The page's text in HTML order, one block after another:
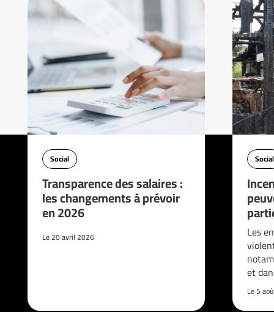
Social
Transparence des salaires :
les changements à prévoir
en 2026
Le 20 avril 2026
Social
Les
et
Le 5